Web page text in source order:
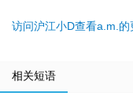
访问沪江小D查看a.m.
相关短语